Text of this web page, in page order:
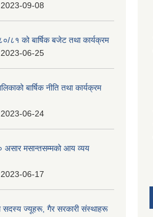
2023-09-08
८१ को बार्षिक बजेट तथा कार्यक्रम
2023-06-25
बार्षिक नीति तथा कार्यक्रम
2023-06-24
मसान्तसम्मको आय व्यय
2023-06-17
सदस्य ज्यूहरू, गैर सरकारी संस्थाहरू